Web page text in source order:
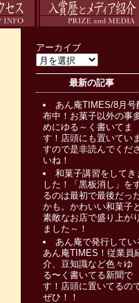
アーカイブ
最新の記事
あん庵TIMES/8月号
布中！お菓子以外の事
めにゆる～く書いてま
す！店頭にも置いていま
すので是非読んでくだ
いね！
和菓子講習をしてき
した！「黒板消し」を
るのは最初で最後だっ
かも。かわいい和菓子と
素敵なお店で盛り上がり
ました～！
あん庵で発行してい
あん庵TIMES！従業員
介、豆知識など色々ゆ
る〜く書いてる新聞で
す！店頭に置いてるの
ぜひ！！